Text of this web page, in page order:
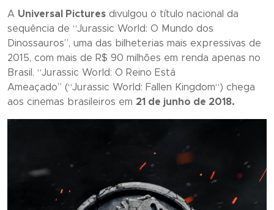
A Universal Pictures divulgou o título nacional da
sequência de “Jurassic World: O Mundo dos
Dinossauros”, uma das bilheterias mais expressivas de
2015, com mais de R$ 90 milhões em renda apenas no
Brasil. “Jurassic World: O Reino Está
Ameaçado” (“Jurassic World: Fallen Kingdom“) chega
aos cinemas brasileiros em 21 de junho de 2018.